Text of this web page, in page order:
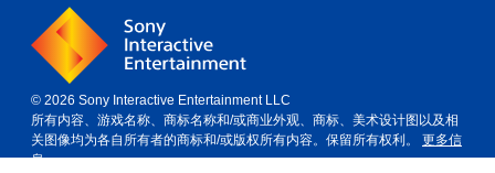
© 2026 Sony Interactive Entertainment LLC
所有内容、游戏名称、商标名称和/或商业外观、商标、美术设计图以及相
关图像均为各自所有者的商标和/或版权所有内容。保留所有权利。 更多信
息